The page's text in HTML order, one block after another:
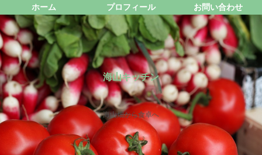
海山キッチン
海山畑から食卓へ
ホーム プロフィール お問い合わせ